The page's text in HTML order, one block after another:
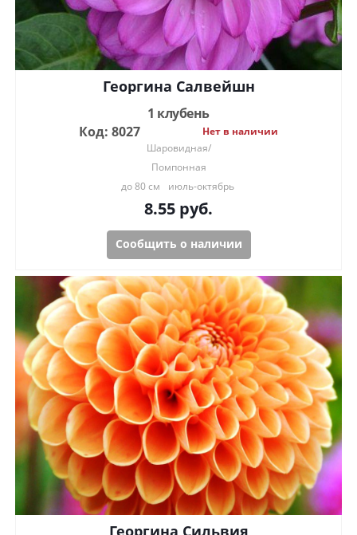
Георгина Салвейшн
1 клубень
Код: 8027
Нет в наличии
Шаровидная/
Помпонная
до 80 см
июль-октябрь
8.55 руб.
Сообщить о наличии